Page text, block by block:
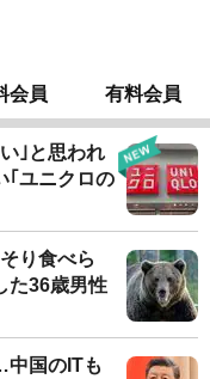
会員 有料会員
｣と思われ
｢ユニクロの
り食べら
た36歳男性
中国のITも